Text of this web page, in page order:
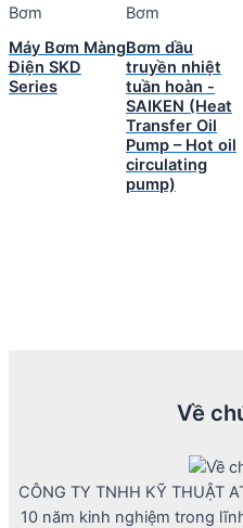
Bơm
Máy Bơm Màng
Điện SKD
Series
Bơm
Bơm dầu
truyền nhiệt
tuần hoàn -
SAIKEN (Heat
Transfer Oil
Pump – Hot oil
circulating
pump)
Về
CÔNG TY TNHH KỸ THUẬT
10 năm kinh nghiệm trong